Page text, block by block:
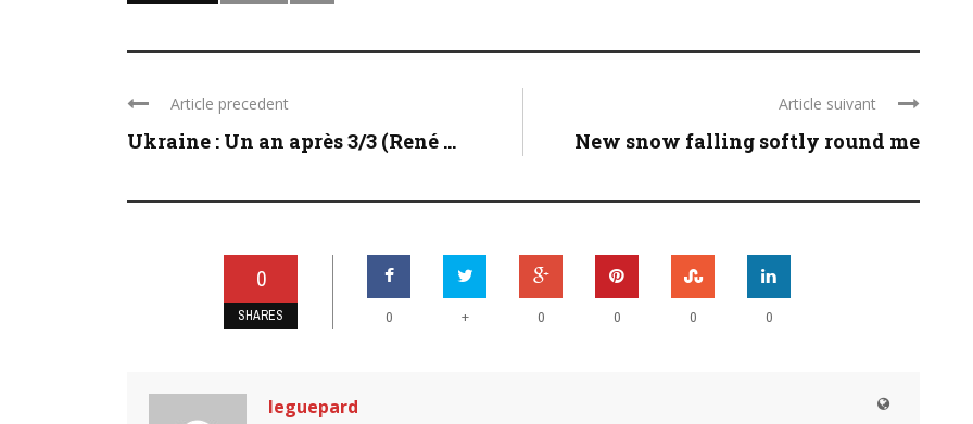
Article precedent
Ukraine : Un an après 3/3 (René ...
Article suivant
New snow falling softly round me
0
SHARES 0 + 0 0 0 0
leguepard